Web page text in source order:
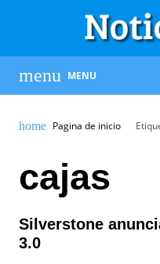
MENU
Pagina de inicio
cajas
Silverstone
3.0